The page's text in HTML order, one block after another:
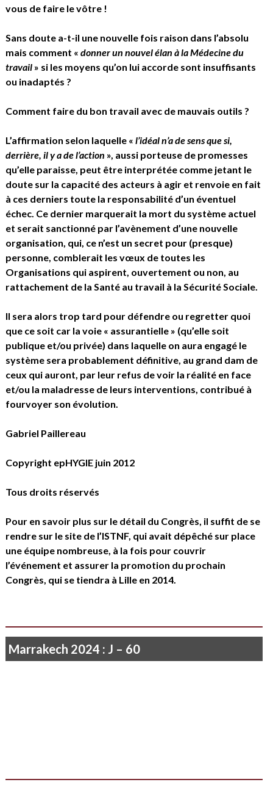
vous de faire le vôtre !
Sans doute a-t-il une nouvelle fois raison dans l’absolu
mais comment « donner un nouvel élan à la Médecine du
travail » si les moyens qu’on lui accorde sont insuffisants
ou inadaptés ?
Comment faire du bon travail avec de mauvais outils ?
L’affirmation selon laquelle « l’idéal n’a de sens que si,
derrière, il y a de l’action », aussi porteuse de promesses
qu’elle paraisse, peut être interprétée comme jetant le
doute sur la capacité des acteurs à agir et renvoie en fait
à ces derniers toute la responsabilité d’un éventuel
échec. Ce dernier marquerait la mort du système actuel
et serait sanctionné par l’avènement d’une nouvelle
organisation, qui, ce n’est un secret pour (presque)
personne, comblerait les vœux de toutes les
Organisations qui aspirent, ouvertement ou non, au
rattachement de la Santé au travail à la Sécurité Sociale.
Il sera alors trop tard pour défendre ou regretter quoi
que ce soit car la voie « assurantielle » (qu’elle soit
publique et/ou privée) dans laquelle on aura engagé le
système sera probablement définitive, au grand dam de
ceux qui auront, par leur refus de voir la réalité en face
et/ou la maladresse de leurs interventions, contribué à
fourvoyer son évolution.
Gabriel Paillereau
Copyright epHYGIE juin 2012
Tous droits réservés
Pour en savoir plus sur le détail du Congrès, il suffit de se
rendre sur le site de l’ISTNF, qui avait dépêché sur place
une équipe nombreuse, à la fois pour couvrir
l’événement et assurer la promotion du prochain
Congrès, qui se tiendra à Lille en 2014.
Marrakech 2024 : J – 60
Je ne vois rien que le soleil qui poudroie…